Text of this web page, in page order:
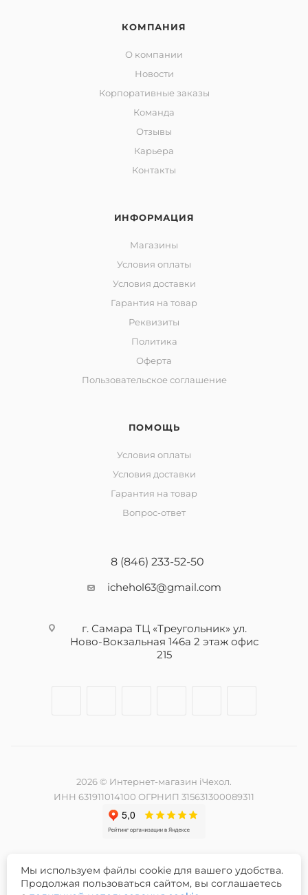
КОМПАНИЯ
О компании
Новости
Корпоративные заказы
Команда
Отзывы
Карьера
Контакты
ИНФОРМАЦИЯ
Магазины
Условия оплаты
Условия доставки
Гарантия на товар
Реквизиты
Политика
Оферта
Пользовательское соглашение
ПОМОЩЬ
Условия оплаты
Условия доставки
Гарантия на товар
Вопрос-ответ
8 (846) 233-52-50
ichehol63@gmail.com
г. Самара ТЦ «Треугольник» ул.
Ново-Вокзальная 146а 2 этаж офис
215
2026 © Интернет-магазин iЧехол.
ИНН 631911014100 ОГРНИП 315631300089311
Разработка и продвижение сайта -
Мы используем файлы cookie для вашего удобства.
Продолжая пользоваться сайтом, вы соглашаетесь